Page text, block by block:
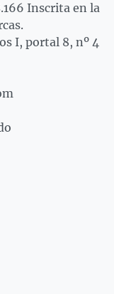
Inscrita en la
I, portal 8, nº 4